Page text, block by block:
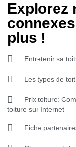
Explorez
plus !
Entretenir sa
Les types de
Prix toiture:
toiture sur Internet
Fiche